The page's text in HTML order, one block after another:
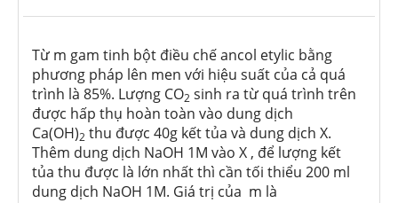
Từ m gam tinh bột điều chế ancol etylic bằng
phương pháp lên men với hiệu suất của cả quá
trình là 85%. Lượng CO2 sinh ra từ quá trình trên
được hấp thụ hoàn toàn vào dung dịch
Ca(OH)2 thu được 40g kết tủa và dung dịch X.
Thêm dung dịch NaOH 1M vào X , để lượng kết
tủa thu được là lớn nhất thì cần tối thiểu 200 ml
dung dịch NaOH 1M. Giá trị của m là